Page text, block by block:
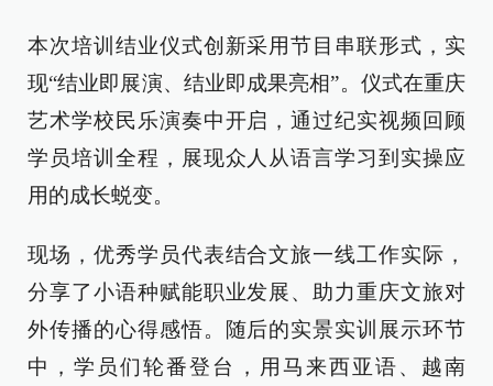
本次培训结业仪式创新采用节目串联形式，实
现“结业即展演、结业即成果亮相”。仪式在重庆
艺术学校民乐演奏中开启，通过纪实视频回顾
学员培训全程，展现众人从语言学习到实操应
用的成长蜕变。
现场，优秀学员代表结合文旅一线工作实际，
分享了小语种赋能职业发展、助力重庆文旅对
外传播的心得感悟。随后的实景实训展示环节
中，学员们轮番登台，用马来西亚语、越南